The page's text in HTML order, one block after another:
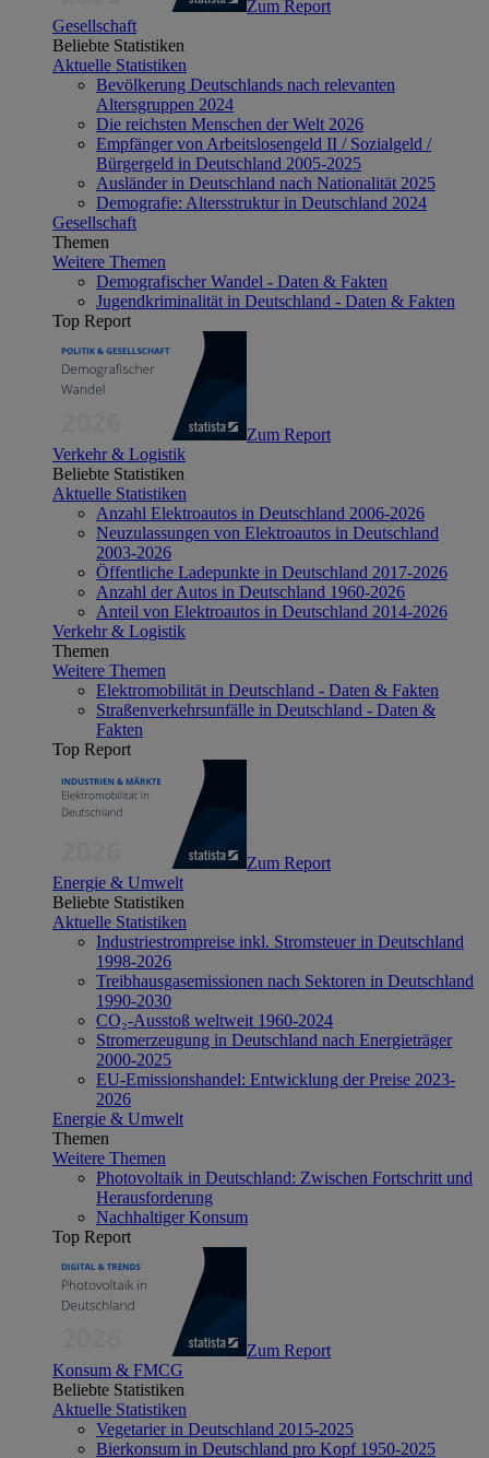
Zum Report
Gesellschaft
Beliebte Statistiken
Aktuelle Statistiken
Bevölkerung Deutschlands nach relevanten
Altersgruppen 2024
Die reichsten Menschen der Welt 2026
Empfänger von Arbeitslosengeld II / Sozialgeld /
Bürgergeld in Deutschland 2005-2025
Ausländer in Deutschland nach Nationalität 2025
Demografie: Altersstruktur in Deutschland 2024
Gesellschaft
Themen
Weitere Themen
Demografischer Wandel - Daten & Fakten
Jugendkriminalität in Deutschland - Daten & Fakten
Top Report
Zum Report
Verkehr & Logistik
Beliebte Statistiken
Aktuelle Statistiken
Anzahl Elektroautos in Deutschland 2006-2026
Neuzulassungen von Elektroautos in Deutschland
2003-2026
Öffentliche Ladepunkte in Deutschland 2017-2026
Anzahl der Autos in Deutschland 1960-2026
Anteil von Elektroautos in Deutschland 2014-2026
Verkehr & Logistik
Themen
Weitere Themen
Elektromobilität in Deutschland - Daten & Fakten
Straßenverkehrsunfälle in Deutschland - Daten &
Fakten
Top Report
Zum Report
Energie & Umwelt
Beliebte Statistiken
Aktuelle Statistiken
Industriestrompreise inkl. Stromsteuer in Deutschland
1998-2026
Treibhausgasemissionen nach Sektoren in Deutschland
1990-2030
CO₂-Ausstoß weltweit 1960-2024
Stromerzeugung in Deutschland nach Energieträger
2000-2025
EU-Emissionshandel: Entwicklung der Preise 2023-
2026
Energie & Umwelt
Themen
Weitere Themen
Photovoltaik in Deutschland: Zwischen Fortschritt und
Herausforderung
Nachhaltiger Konsum
Top Report
Zum Report
Konsum & FMCG
Beliebte Statistiken
Aktuelle Statistiken
Vegetarier in Deutschland 2015-2025
Bierkonsum in Deutschland pro Kopf 1950-2025